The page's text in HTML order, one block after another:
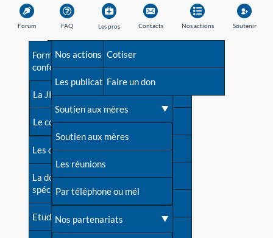
Forum FAQ
Avant la naissance
Les débuts
Une difficulté d'allaitement ?
Cas particuliers
Mythes et vérités
Devenir animatrice ?
Une question sur le site
Les pros
Formations et
conférences
La JIA
Le congrès
Les dossiers de l'allaitement
La documentation
spécialisée
Etudes récentes
Contacts
Besoin d'aide?
Répertoire de tous les
contacts
Contact presse
Dossier de presse
Soutenir LLL
Livre d'or
Forum
Nos actions
Nos actions
Les publications
Soutien aux mères
Soutien aux mères
Les réunions
Par téléphone ou mél
Nos partenariats
Soutenir
Cotiser
Faire un don